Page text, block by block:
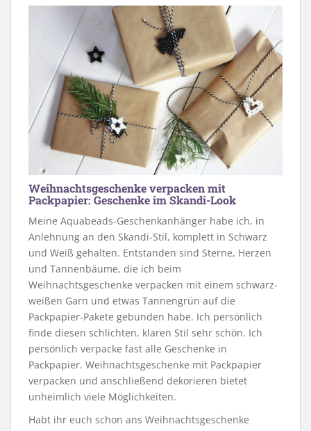
Weihnachtsgeschenke verpacken mit
Packpapier: Geschenke im Skandi-Look
Meine Aquabeads-Geschenkanhänger habe ich, in
Anlehnung an den Skandi-Stil, komplett in Schwarz
und Weiß gehalten. Entstanden sind Sterne, Herzen
und Tannenbäume, die ich beim
Weihnachtsgeschenke verpacken mit einem schwarz-
weißen Garn und etwas Tannengrün auf die
Packpapier-Pakete gebunden habe. Ich persönlich
finde diesen schlichten, klaren Stil sehr schön. Ich
persönlich verpacke fast alle Geschenke in
Packpapier. Weihnachtsgeschenke mit Packpapier
verpacken und anschließend dekorieren bietet
unheimlich viele Möglichkeiten.
Habt ihr euch schon ans Weihnachtsgeschenke